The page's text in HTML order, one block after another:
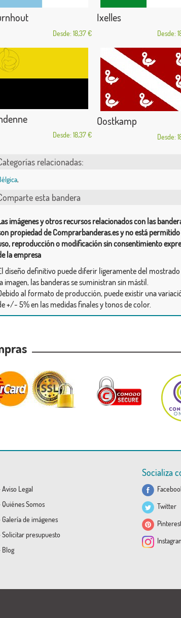
Desde: 18,37 €
Ixelles
Desde:
Desde: 18,37 €
Oostkamp
Desde:
relacionadas:
,
esta bandera
imágenes y otros recursos relacionados con las
propiedad de Comprarbanderas.es y no está permitido
reproducción o modificación sin consentimiento
la empresa
diseño definitivo puede diferir ligeramente del mostrado
la imagen, las banderas se suministran sin mástil.
al formato de producción, puede existir una
+/- 5% en las medidas finales y tonos de color.
Aviso Legal
Quiénes Somos
Galería de imágenes
Solicitar presupuesto
Blog
Socializa
Twitter